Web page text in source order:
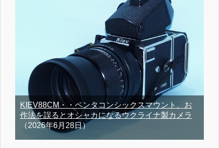
KIEV88CM・・ペンタコンシックスマウント、お
作法を誤るとオシャカになるウクライナ製カメラ
（2026年6月28日）